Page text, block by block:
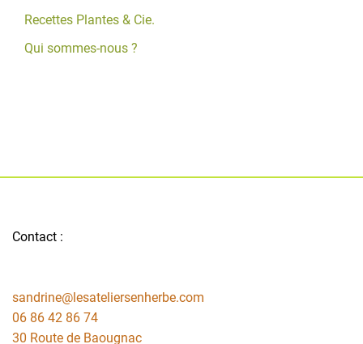
Recettes Plantes & Cie.
Qui sommes-nous ?
Contact :
sandrine@lesateliersenherbe.com
06 86 42 86 74
30 Route de Baougnac